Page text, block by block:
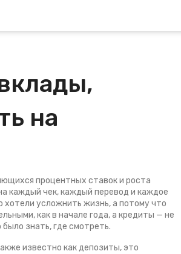
на
процентных ставок и роста
каждый чек, каждый перевод и каждое
хотели усложнить жизнь, а потому что
как в начале года, а кредиты — не
знать, где смотреть.
известно какдепозиты, это